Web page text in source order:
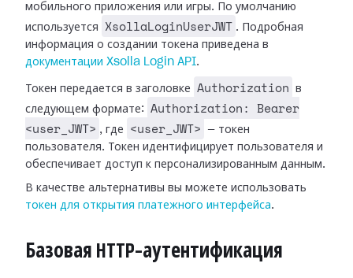
мобильного приложения или игры. По умолчанию
используется
XsollaLoginUserJWT . Подробная
информация о создании токена приведена в
документации Xsolla Login API.
Токен передается в заголовке Authorization
в
следующем формате:
Authorization: Bearer
<user_JWT> , где <user_JWT>
— токен
пользователя. Токен идентифицирует пользователя и
обеспечивает доступ к персонализированным данным.
В качестве альтернативы вы можете использовать
токен для открытия платежного интерфейса.
Базовая HTTP-аутентификация